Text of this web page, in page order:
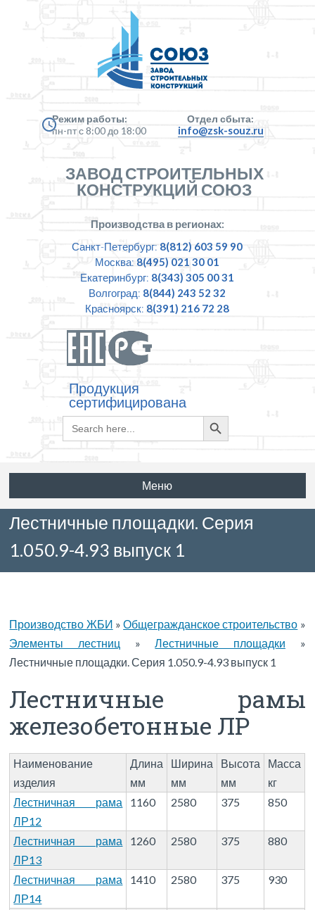
Режим работы:
пн-пт с 8:00 до 18:00
Отдел сбыта:
info@zsk-souz.ru
ЗАВОД СТРОИТЕЛЬНЫХ
КОНСТРУКЦИЙ СОЮЗ
Производства в регионах:
Санкт-Петербург: 8(812) 603 59 90
Москва: 8(495) 021 30 01
Екатеринбург: 8(343) 305 00 31
Волгоград: 8(844) 243 52 32
Красноярск: 8(391) 216 72 28
Продукция
сертифицирована
Search
for:
Search
Button
Меню
Лестничные площадки. Серия
1.050.9-4.93 выпуск 1
Производство ЖБИ »Общегражданское строительство »
Элементы лестниц » Лестничные площадки »
Лестничные площадки. Серия 1.050.9-4.93 выпуск 1
Лестничные рамы
железобетонные ЛР
Наименование
изделия
Длина
мм
Ширина
мм
Высота
мм
Масса
кг
Лестничная рама
ЛР12
1160 2580 375 850
Лестничная рама
ЛР13
1260 2580 375 880
Лестничная рама
ЛР14
1410 2580 375 930